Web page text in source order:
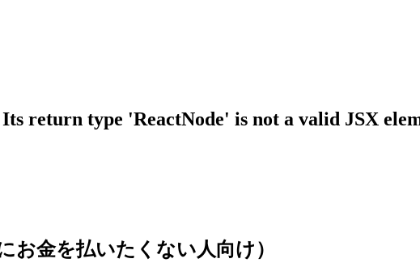
return type 'ReactNode' is not a valid JSX
お金を払いたくない人向け）